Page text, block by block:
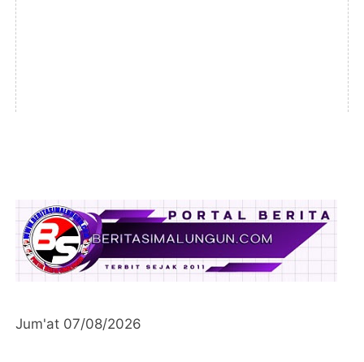
Jum'at 07/08/2026